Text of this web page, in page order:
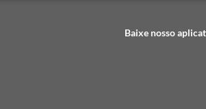
Baixe nosso